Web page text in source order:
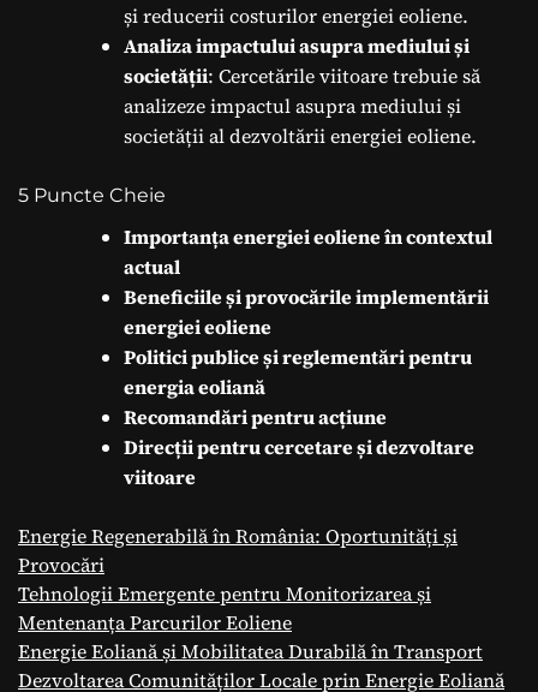
și reducerii costurilor energiei eoliene.
Analiza impactului asupra mediului și
societății: Cercetările viitoare trebuie să
analizeze impactul asupra mediului și
societății al dezvoltării energiei eoliene.
5 Puncte Cheie
Importanța energiei eoliene în contextul
actual
Beneficiile și provocările implementării
energiei eoliene
Politici publice și reglementări pentru
energia eoliană
Recomandări pentru acțiune
Direcții pentru cercetare și dezvoltare
viitoare
Energie Regenerabilă în România: Oportunități și
Provocări
Tehnologii Emergente pentru Monitorizarea și
Mentenanța Parcurilor Eoliene
Energie Eoliană și Mobilitatea Durabilă în Transport
Dezvoltarea Comunităților Locale prin Energie Eoliană